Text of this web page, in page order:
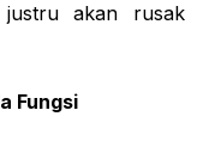
justru akan rusak
Fungsi